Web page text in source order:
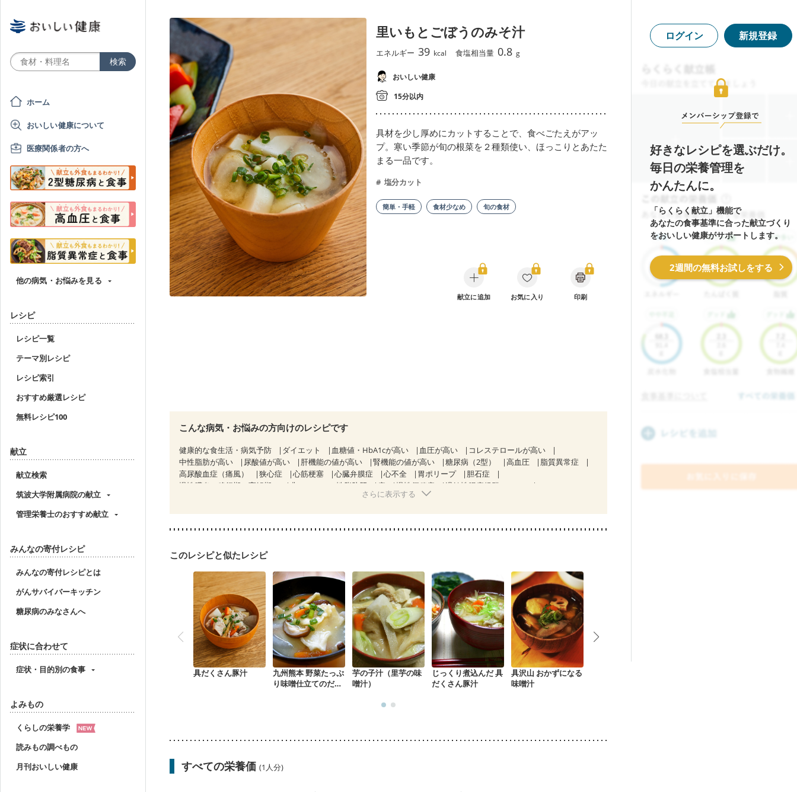
ホーム
おいしい健康について
医療関係者の方へ
他の病気・お悩みを見る
レシピ
レシピ一覧
テーマ別レシピ
レシピ索引
おすすめ厳選レシピ
無料レシピ100
献立
献立検索
筑波大学附属病院の献立
管理栄養士のおすすめ献立
みんなの寄付レシピ
みんなの寄付レシピとは
がんサバイバーキッチン
糖尿病のみなさんへ
症状に合わせて
症状・目的別の食事
よみもの
くらしの栄養学
読みもの調べもの
月刊おいしい健康
里いもとごぼうのみそ汁
エネルギー 39 kcal 食塩相当量 0.8 g
おいしい健康
15分以内
具材を少し厚めにカットすることで、食べごたえがアッ
プ。寒い季節が旬の根菜を２種類使い、ほっこりとあたた
まる一品です。
塩分カット
簡単・手軽 食材少なめ 旬の食材
献立に追加 お気に入り 印刷
こんな病気・お悩みの方向けのレシピです
健康的な食生活・病気予防 ダイエット 血糖値・HbA1cが高い 血圧が高い
コレステロールが高い
中性脂肪が高い
尿酸値が高い 肝機能の値が高い 腎機能の値が高い 糖尿病（2型） 高血圧
脂質異常症
高尿酸血症（痛風）
狭心症 心筋梗塞 心臓弁膜症 心不全 胃ポリープ
胆石症
慢性膵炎（移行期・寛解期）
非アルコール性脂肪肝 痔 慢性便秘症
過敏性腸症候群（IBS）
糖尿病性腎症（第２期）
妊娠中(初期)
妊婦健診・体重増加が気になる（初期）
妊婦健診・血圧が気になる（初期）
産後（ミルク）
骨折
さらに表示する
このレシピと似たレシピ
具だくさん豚汁
九州熊本 野菜たっぷ
り味噌仕立てのだご
芋の子汁（里芋の味
噌汁）
じっくり煮込んだ 具
だくさん豚汁
具沢山 おかずになる
味噌汁
すべての栄養価 (1人分)
ログイン 新規登録
好きなレシピを選ぶだけ。
毎日の栄養管理を
かんたんに。
「らくらく献立」機能で
あなたの食事基準に合った献立づくり
をおいしい健康がサポートします。
2週間の無料お試しをする